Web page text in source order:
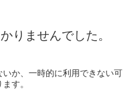
りませんでした。
か、一時的に利用できない可
す。